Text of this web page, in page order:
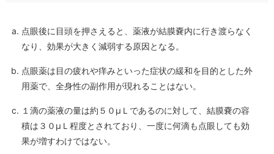
点眼後に目頭を押さえると、薬液が結膜嚢内に行き渡らなく
なり、効果が大きく減弱する原因となる。
点眼薬は目の疲れや痒みといった症状の緩和を目的とした外
用薬で、全身性の副作用が現れることはない。
１滴の薬液の量は約５０μＬであるのに対して、結膜嚢の容
積は３０μＬ程度とされており、一度に何滴も点眼しても効
果が増すわけではない。